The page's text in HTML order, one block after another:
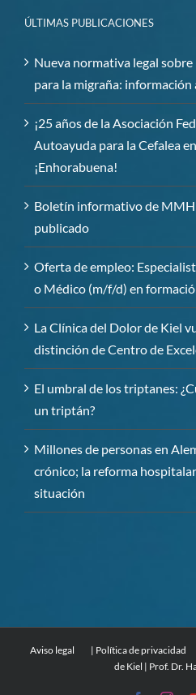
ÚLTIMAS PUBLICACIONES
Nueva normativa legal sobre
para la migraña: información
¡25 años de la Asociación
Autoayuda para la Cefalea
¡Enhorabuena!
Boletín informativo de
publicado
Oferta de empleo:
o Médico (m/f/d) en
La Clínica del Dolor de Kiel
distinción de Centro de
El umbral de los triptanes:
un triptán?
Millones de personas en
crónico; la reforma
situación
Aviso legal | Política de privacidad
de Kiel | Prof. Dr.